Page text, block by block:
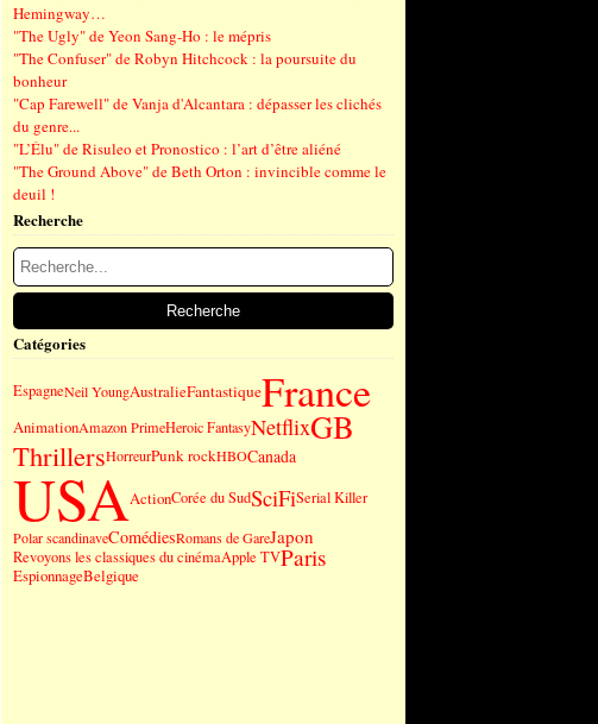
Hemingway…
"The Ugly" de Yeon Sang-Ho : le mépris
"The Confuser" de Robyn Hitchcock : la poursuite du
bonheur
"Cap Farewell" de Vanja d'Alcantara : dépasser les clichés
du genre...
"L’Élu" de Risuleo et Pronostico : l’art d’être aliéné
"The Ground Above" de Beth Orton : invincible comme le
deuil !
Recherche
Catégories
EspagneNeil YoungAustralieFantastiqueFrance
AnimationAmazon PrimeHeroic FantasyNetflixGB
ThrillersHorreurPunk rockHBOCanada
USAActionCorée du SudSciFiSerial Killer
Polar scandinaveComédiesRomans de GareJapon
Revoyons les classiques du cinémaApple TVParis
EspionnageBelgique